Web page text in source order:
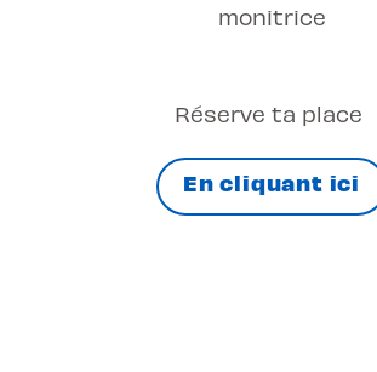
Réserve ta place
En cliquant ici